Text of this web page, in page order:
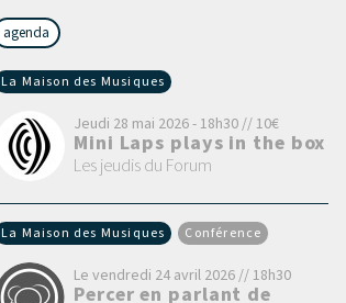
agenda
La Maison des Musiques
Jeudi 28 mai 2026 - 18h30 // 10€
Mini Laps plays in the box
Les jeudis du Forum
La Maison des Musiques Conférence
Le vendredi 24 avril 2026 // 18h30
Percer en parlant de